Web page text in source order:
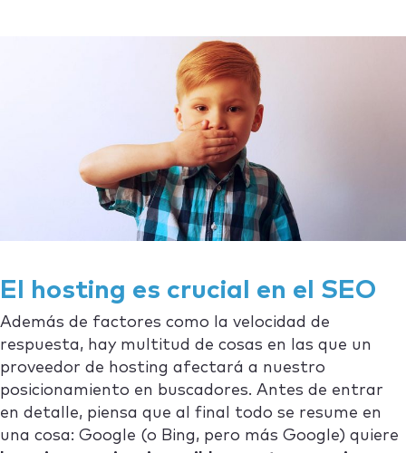
El hosting es crucial en el SEO
Además de factores como la velocidad de
respuesta, hay multitud de cosas en las que un
proveedor de hosting afectará a nuestro
posicionamiento en buscadores. Antes de entrar
en detalle, piensa que al final todo se resume en
una cosa: Google (o Bing, pero más Google) quiere